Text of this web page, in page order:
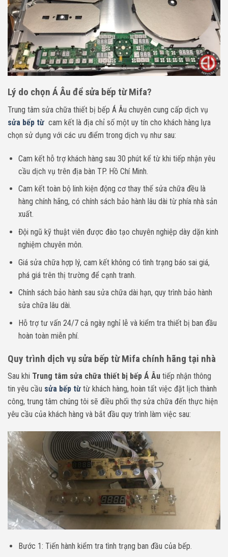
Lý do chọn Á Âu để sửa bếp từ Mifa?
Trung tâm sửa chữa thiết bị bếp Á Âu chuyên cung cấp dịch vụ
sửa bếp từ cam kết là địa chỉ số một uy tín cho khách hàng lựa
chọn sử dụng với các ưu điểm trong dịch vụ như sau:
Cam kết hỗ trợ khách hàng sau 30 phút kể từ khi tiếp nhận yêu
cầu dịch vụ trên địa bàn TP. Hồ Chí Minh.
Cam kết toàn bộ linh kiện động cơ thay thế sửa chữa đều là
hàng chính hãng, có chính sách bảo hành lâu dài từ phía nhà sản
xuất.
Đội ngũ kỹ thuật viên được đào tạo chuyên nghiệp dày dặn kinh
nghiệm chuyên môn.
Giá sửa chữa hợp lý, cam kết không có tình trạng báo sai giá,
phá giá trên thị trường để cạnh tranh.
Chính sách bảo hành sau sửa chữa dài hạn, quy trình bảo hành
sửa chữa lâu dài.
Hỗ trợ tư vấn 24/7 cả ngày nghỉ lễ và kiểm tra thiết bị ban đầu
hoàn toàn miễn phí.
Quy trình dịch vụ sửa bếp từ Mifa chính hãng tại nhà
Sau khi Trung tâm sửa chữa thiết bị bếp Á Âu tiếp nhận thông
tin yêu cầu sửa bếp từ từ khách hàng, hoàn tất việc đặt lịch thành
công, trung tâm chúng tôi sẽ điều phối thợ sửa chữa đến thực hiện
yêu cầu của khách hàng và bắt đầu quy trình làm việc sau:
Bước 1: Tiến hành kiểm tra tình trạng ban đầu của bếp.